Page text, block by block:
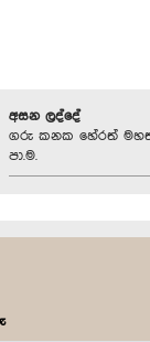
අසන ලද්දේ
ගරු කනක හේරත්
පා.ම.